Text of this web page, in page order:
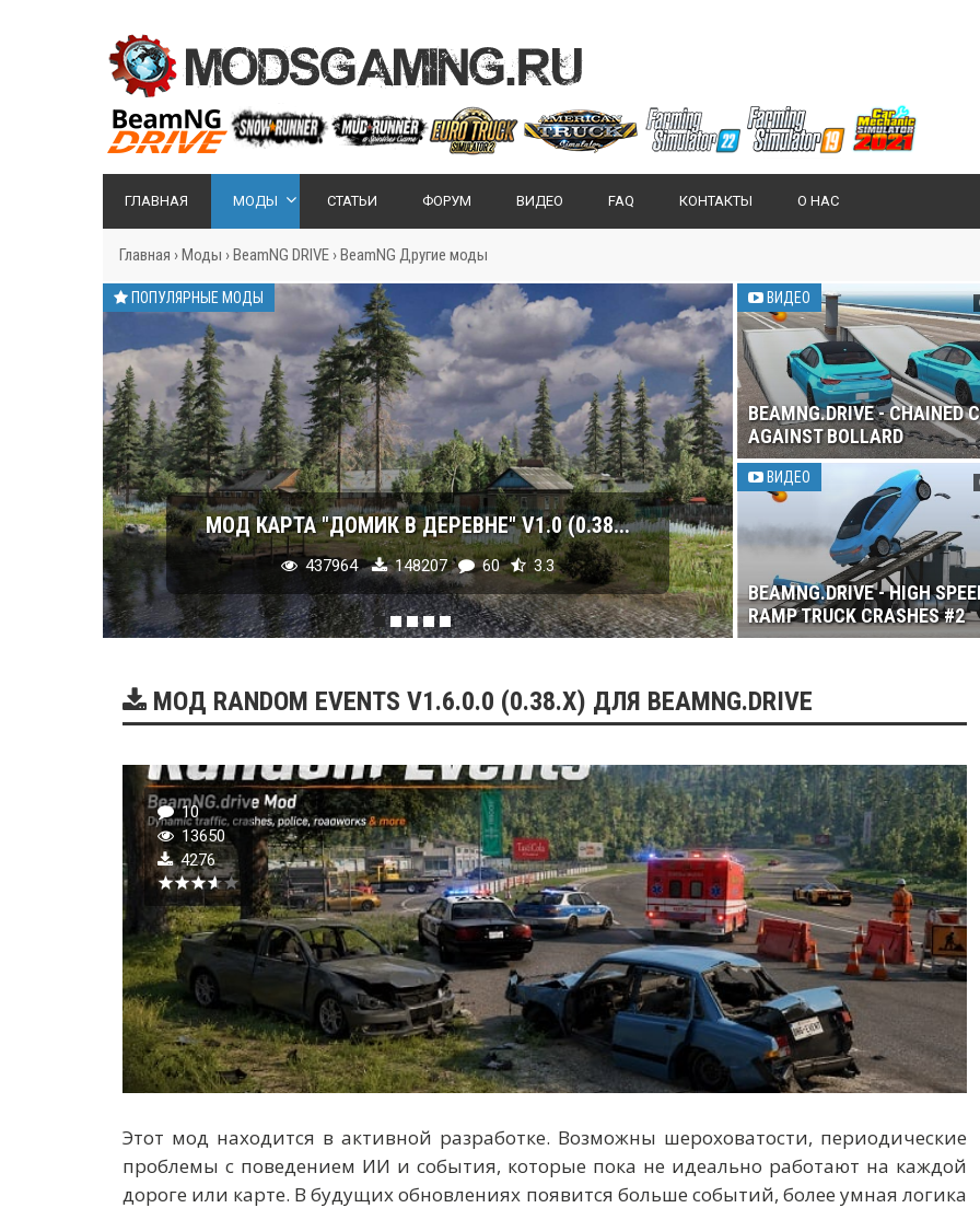
ГЛАВНАЯ МОДЫ СТАТЬИ ФОРУМ ВИДЕО FAQ КОНТАКТЫ О НАС
Главная ›Моды ›BeamNG DRIVE ›BeamNG Другие моды
ПОПУЛЯРНЫЕ МОДЫ
МОД КАРТА "ДОМИК В ДЕРЕВНЕ" V1.0 (0.38...
437964 148207 60 3.3
ВИДЕО
BEAMNG.DRIVE - CHAINED
AGAINST BOLLARD
ВИДЕО
BEAMNG.DRIVE - HIGH
RAMP TRUCK CRASHES #2
МОД RANDOM EVENTS V1.6.0.0 (0.38.X) ДЛЯ BEAMNG.DRIVE
10
13650
4276
Этот мод находится в активной разработке. Возможны шероховатости, периодические
проблемы с поведением ИИ и события, которые пока не идеально работают на каждой
дороге или карте. В будущих обновлениях появится больше событий, более умная логика